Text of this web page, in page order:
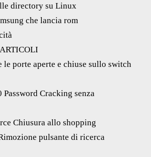
directory su Linux
che lancia rom
le porte aperte e chiuse sullo switch
Password Cracking senza
Chiusura allo shopping
pulsante di ricerca